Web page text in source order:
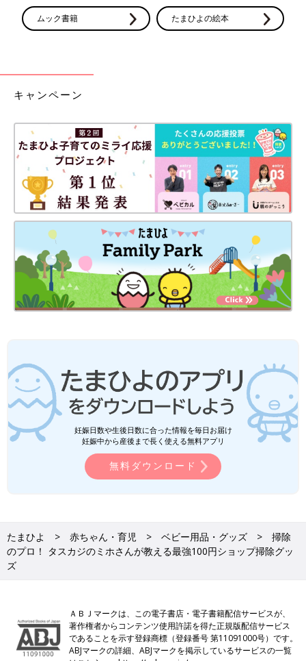
ムック書籍 たまひよの絵本
キャンペーン
妊娠日数や生後日数に合った情報を毎日お届け
妊娠中から産後まで長く使える無料アプリ
無料ダウンロード
たまひよ 赤ちゃん・育児 ベビー用品・グッズ
掃除
のプロ！ タスカジのミホさんが教える最強100円ショップ掃除グッ
ズ
ＡＢＪマークは、この電子書店・電子書籍配信サービスが、
著作権者からコンテンツ使用許諾を得た正規版配信サービス
であることを示す登録商標（登録番号 第11091000号）です。
ABJマークの詳細、ABJマークを掲示しているサービスの一覧